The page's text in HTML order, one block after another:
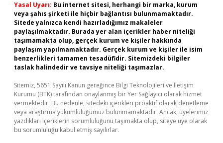
Yasal Uyarı: Bu internet sitesi, herhangi bir marka, kurum
veya şahıs şirketi ile hiçbir bağlantısı bulunmamaktadır.
Sitede yalnızca kendi hazırladığımız makaleler
paylaşılmaktadır. Burada yer alan içerikler haber niteliği
taşımamakta olup, gerçek kurum ve kişiler hakkında
paylaşım yapılmamaktadır. Gerçek kurum ve kişiler ile isim
benzerlikleri tamamen tesadüfidir. Sitemizdeki bilgiler
taslak halindedir ve tavsiye niteliği taşımazlar.
Sitemiz, 5651 Sayılı Kanun gereğince Bilgi Teknolojileri ve İletişim
Kurumu (BTK) tarafından onaylanmış bir Yer Sağlayıcı olarak hizmet
vermektedir. Bu nedenle, sitedeki içerikleri proaktif olarak denetleme
veya araştırma yükümlülüğümüz bulunmamaktadır. Ancak, üyelerimiz
yazdıkları içeriklerin sorumluluğunu taşımakta olup, siteye üye olarak
bu sorumluluğu kabul etmiş sayılırlar.